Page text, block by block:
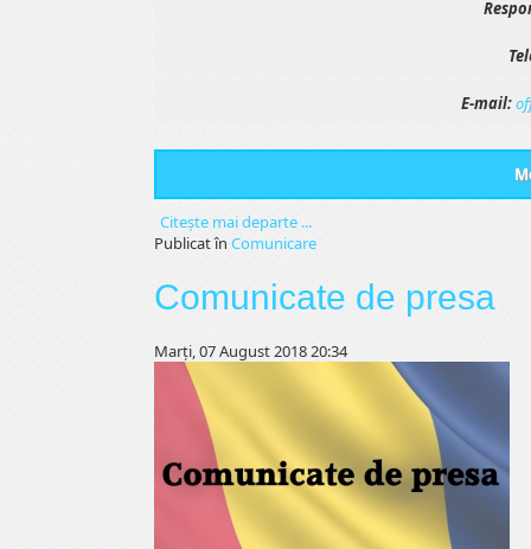
E-mail:
Citeşte mai departe ...
Publicat în Comunicare
Comunicate de presa
Marți, 07 August 2018 20:34